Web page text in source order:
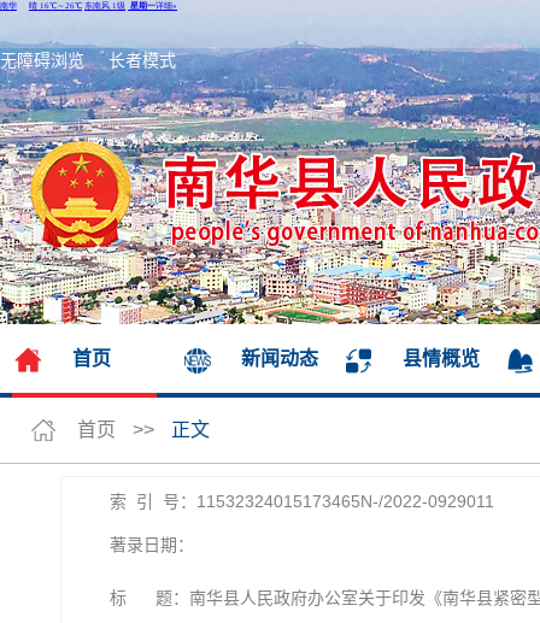
无障碍浏览 长者模式
首页 新闻动态 县情概览
首页 >> 正文
索 引 号：11532324015173465N-/2022-0929011
著录日期：
标 题：南华县人民政府办公室关于印发《南华县紧密